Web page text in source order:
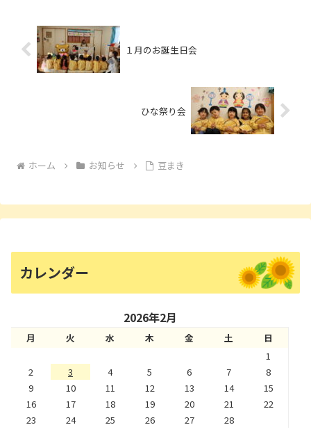
１月のお誕生日会
ひな祭り会
ホーム お知らせ 豆まき
カレンダー
2026年2月
月 火 水 木 金 土
日
1
2
3 4 5 6 7
8
9
10 11 12 13 14
15
16
17 18 19 20 21
22
23
24 25 26 27 28